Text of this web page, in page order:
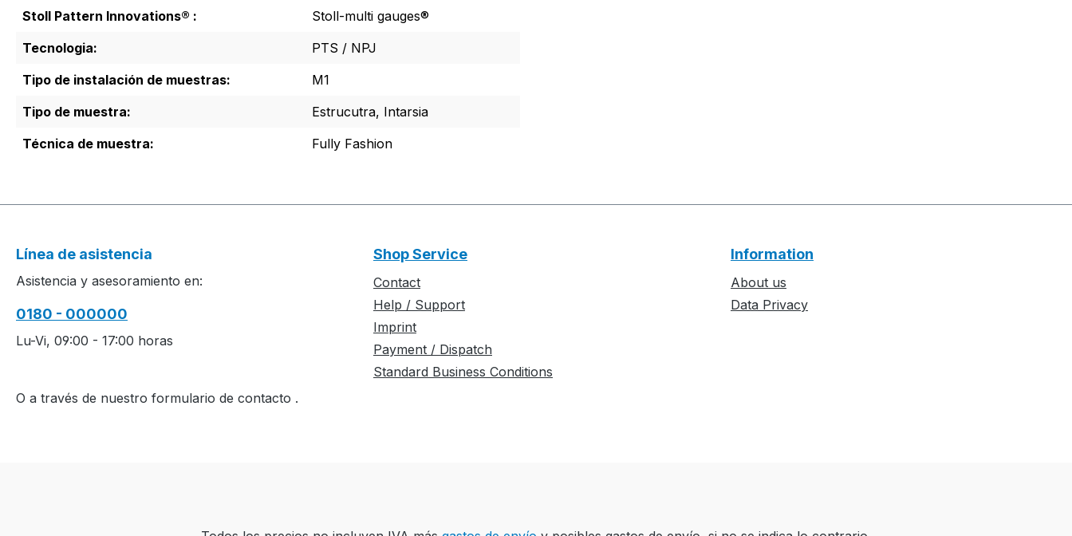
Stoll Pattern Innovations® :
Stoll-multi gauges®
Tecnologia:
PTS / NPJ
Tipo de instalación de muestras:
M1
Tipo de muestra:
Estrucutra, Intarsia
Técnica de muestra:
Fully Fashion
Línea de asistencia
Asistencia y asesoramiento en:
0180 - 000000
Lu-Vi, 09:00 - 17:00 horas
O a través de nuestro formulario de contacto .
Shop Service
Contact
Help / Support
Imprint
Payment / Dispatch
Standard Business Conditions
Information
About us
Data Privacy